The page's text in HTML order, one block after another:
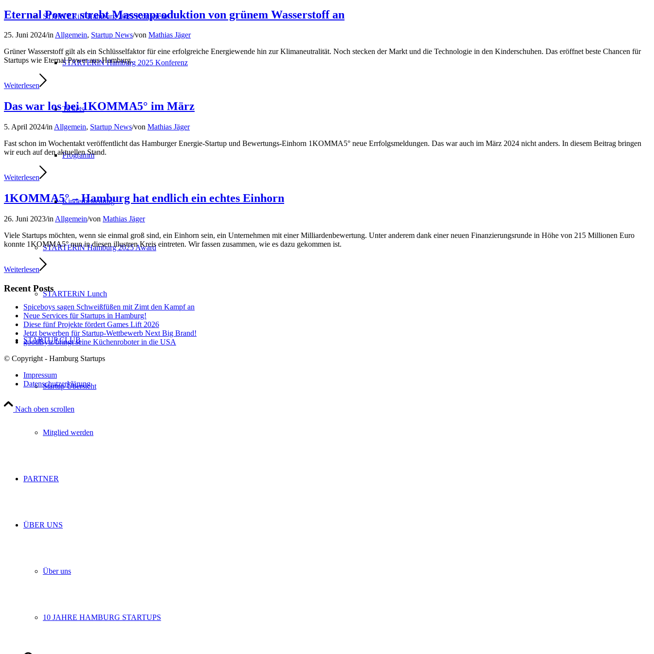
STARTERiN Hamburg 2025 Konferenz
STARTERiN Hamburg 2025 Konferenz
Tickets
Programm
Kinderbetreuung
STARTERiN Hamburg 2025 Award
STARTERiN Lunch
STARTUP CLUB
Startup Übersicht
Mitglied werden
PARTNER
ÜBER UNS
Über uns
10 JAHRE HAMBURG STARTUPS
Eternal Power strebt Massenproduktion von grünem Wasserstoff an
25. Juni 2024/inAllgemein, Startup News/von Mathias Jäger
Grüner Wasserstoff gilt als ein Schlüsselfaktor für eine erfolgreiche Energiewende hin zur Klimaneutralität. Noch stecken der Markt und die Technologie in den Kinderschuhen. Das eröffnet beste Chancen für
Startups wie Eternal Power aus Hamburg.
Weiterlesen
Das war los bei 1KOMMA5° im März
5. April 2024/in Allgemein, Startup News/von Mathias Jäger
Fast schon im Wochentakt veröffentlicht das Hamburger Energie-Startup und Bewertungs-Einhorn 1KOMMA5° neue Errfolgsmeldungen. Das war auch im März 2024 nicht anders. In diesem Beitrag bringen
wir euch auf den aktuellen Stand.
Weiterlesen
1KOMMA5° – Hamburg hat endlich ein echtes Einhorn
26. Juni 2023/in Allgemein/von Mathias Jäger
Viele Startups möchten, wenn sie einmal groß sind, ein Einhorn sein, ein Unternehmen mit einer Milliardenbewertung. Unter anderem dank einer neuen Finanzierungsrunde in Höhe von 215 Millionen Euro
konnte 1KOMMA5° nun in diesen illustren Kreis eintreten. Wir fassen zusammen, wie es dazu gekommen ist.
Weiterlesen
Recent Posts
Spiceboys sagen Schweißfüßen mit Zimt den Kampf an
Neue Services für Startups in Hamburg!
Diese fünf Projekte fördert Games Lift 2026
Jetzt bewerben für Startup-Wettbewerb Next Big Brand!
goodBytz bringt seine Küchenroboter in die USA
© Copyright - Hamburg Startups
Impressum
Datenschutzerklärung
Nach oben scrollen